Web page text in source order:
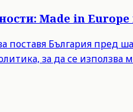
Made in
поставя България пред
за да се използва